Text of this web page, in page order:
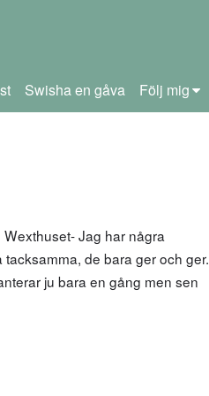
Swisha en gåva Följ mig
Jag har några
de bara ger och ger.
ju bara en gång men sen